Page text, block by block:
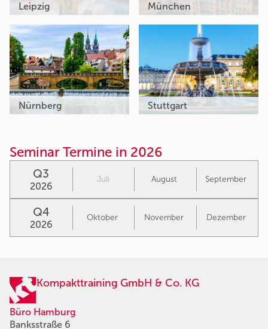
Leipzig München
Nürnberg Stuttgart
Seminar Termine in 2026
Q3
2026
Juli August September
Q4
2026
Oktober November Dezember
Kompakttraining GmbH & Co. KG
Büro Hamburg
Banksstraße 6